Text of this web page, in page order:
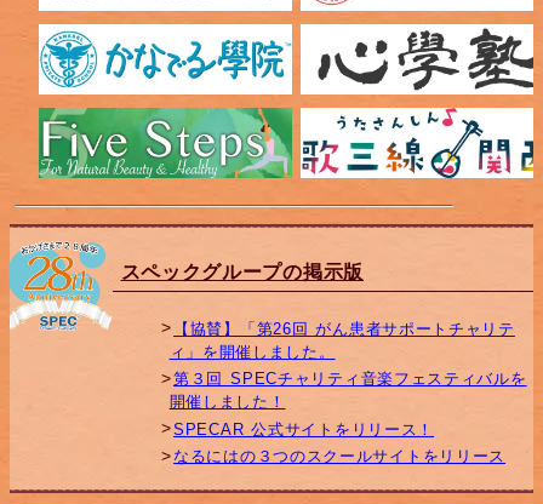
スペックグループの掲示版
【協賛】「第26回 がん患者サポートチャリテ
ィ」を開催しました。
第３回 SPECチャリティ音楽フェスティバルを
開催しました！
SPECAR 公式サイトをリリース！
なるにはの３つのスクールサイトをリリース